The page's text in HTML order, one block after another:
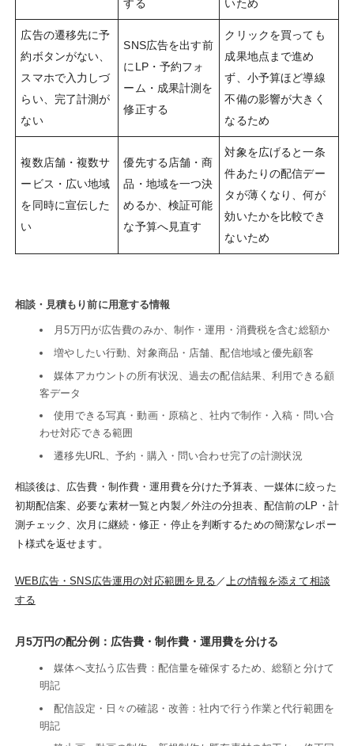
する いため
広告の遷移先に予
約ボタンがない、
スマホで入力しづ
らい、完了計測が
ない
SNS広告を出す前
にLP・予約フォ
ーム・成果計測を
修正する
クリックを買っても
成果地点まで進め
ず、小予算ほど導線
不備の影響が大きく
なるため
複数店舗・複数サ
ービス・広い地域
を同時に宣伝した
い
優先する店舗・商
品・地域を一つ決
めるか、検証可能
な予算へ見直す
対象を広げると一条
件あたりの配信デー
タが薄くなり、何が
効いたかを比較でき
ないため
相談・見積もり前に用意する情報
月5万円が広告費のみか、制作・運用・消費税を含む総額か
増やしたい行動、対象商品・店舗、配信地域と優先顧客
媒体アカウントの所有状況、過去の配信結果、利用できる顧
客データ
使用できる写真・動画・原稿と、社内で制作・入稿・問い合
わせ対応できる範囲
遷移先URL、予約・購入・問い合わせ完了の計測状況
相談後は、広告費・制作費・運用費を分けた予算表、一媒体に絞った
初期配信案、必要な素材一覧と内製／外注の分担表、配信前のLP・計
測チェック、次月に継続・修正・停止を判断するための簡潔なレポー
ト様式を返せます。
WEB広告・SNS広告運用の対応範囲を見る ／ 上の情報を添えて相談
する
月5万円の配分例：広告費・制作費・運用費を分ける
媒体へ支払う広告費：配信量を確保するため、総額と分けて
明記
配信設定・日々の確認・改善：社内で行う作業と代行範囲を
明記